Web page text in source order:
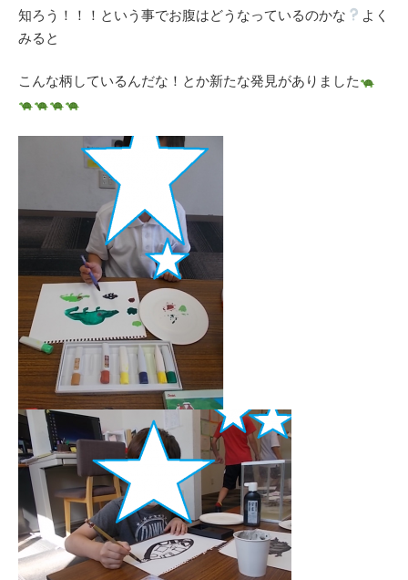
知ろう！！！という事でお腹はどうなっているのかな
よく
みると
こんな柄しているんだな！とか新たな発見がありました